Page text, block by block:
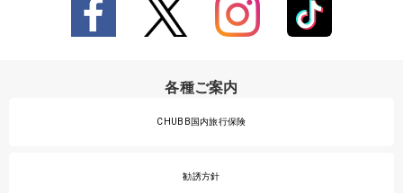
各種ご案内
CHUBB国内旅行保険
勧誘方針